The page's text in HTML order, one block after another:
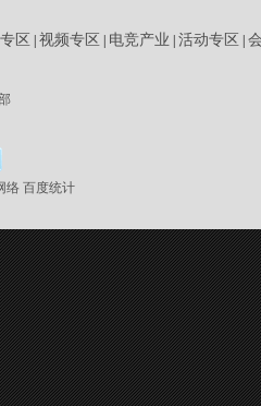
区 视频专区 电竞产业 活动专区
络 百度统计